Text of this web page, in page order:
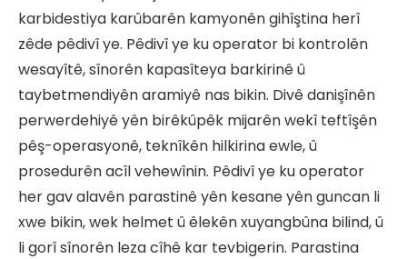
karbidestiya karûbarên kamyonên gihîştina herî
zêde pêdivî ye. Pêdivî ye ku operator bi kontrolên
wesayîtê, sînorên kapasîteya barkirinê û
taybetmendiyên aramiyê nas bikin. Divê danişînên
perwerdehiyê yên birêkûpêk mijarên wekî teftîşên
pêş-operasyonê, teknîkên hilkirina ewle, û
prosedurên acîl vehewînin. Pêdivî ye ku operator
her gav alavên parastinê yên kesane yên guncan li
xwe bikin, wek helmet û êlekên xuyangbûna bilind, û
li gorî sînorên leza cîhê kar tevbigerin. Parastina